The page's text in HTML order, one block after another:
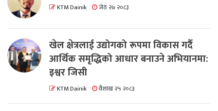
KTM Dainik जेठ २७ २०८३
खेल क्षेत्रलाई उद्योगको रूपमा विकास गर्दै
आर्थिक समृद्धिको आधार बनाउने अभियानमा:
इश्वर जिसी
KTM Dainik वैशाख २५ २०८३